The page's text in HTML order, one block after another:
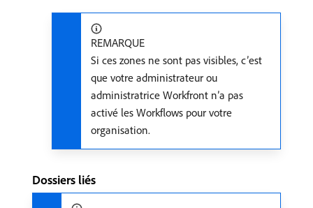
REMARQUE
Si ces zones ne sont pas visibles, c’est
que votre administrateur ou
administratrice Workfront n’a pas
activé les Workflows pour votre
organisation.
Dossiers liés